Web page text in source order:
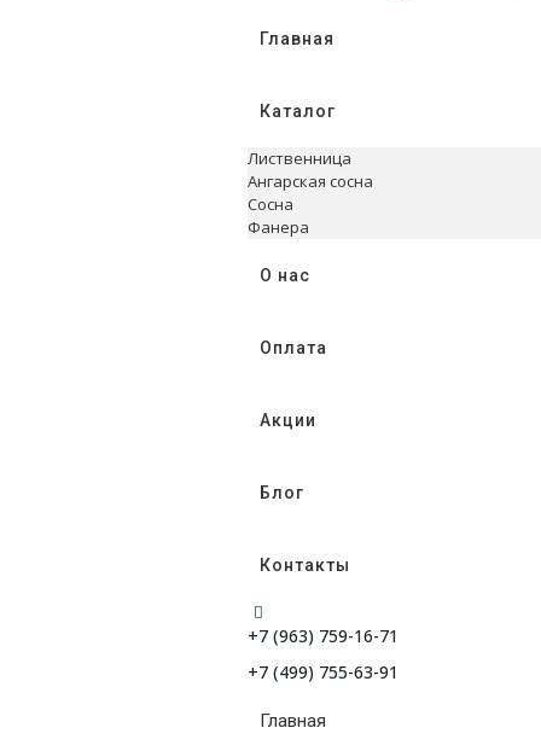
Главная
Каталог
Лиственница
Ангарская сосна
Сосна
Фанера
О нас
Оплата
Акции
Блог
Контакты
+7 (963) 759-16-71
+7 (499) 755-63-91
Главная